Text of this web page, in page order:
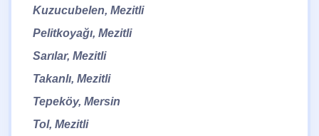
Kuzucubelen, Mezitli
Pelitkoyağı, Mezitli
Sarılar, Mezitli
Takanlı, Mezitli
Tepeköy, Mersin
Tol, Mezitli